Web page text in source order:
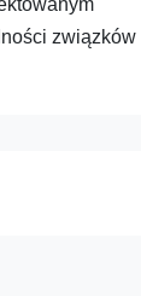
związków